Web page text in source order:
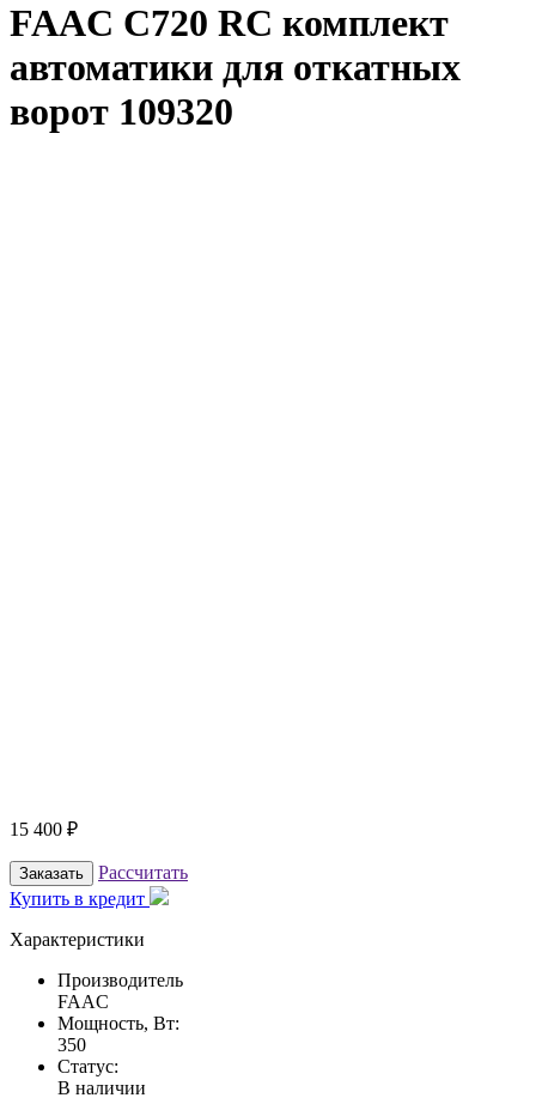
FAAC C720 RC комплект
автоматики для откатных
ворот 109320
15 400 ₽
Заказать
Рассчитать
Купить в кредит
Характеристики
Производитель
FAAC
Мощность, Вт:
350
Статус:
В наличии